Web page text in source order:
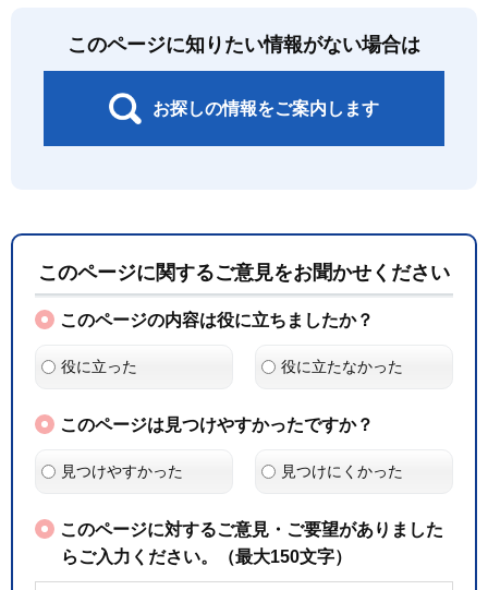
このページに知りたい情報がない場合は
お探しの情報をご案内します
このページに関するご意見をお聞かせください
このページの内容は役に立ちましたか？
役に立った 役に立たなかった
このページは見つけやすかったですか？
見つけやすかった 見つけにくかった
このページに対するご意見・ご要望がありました
らご入力ください。（最大150文字）